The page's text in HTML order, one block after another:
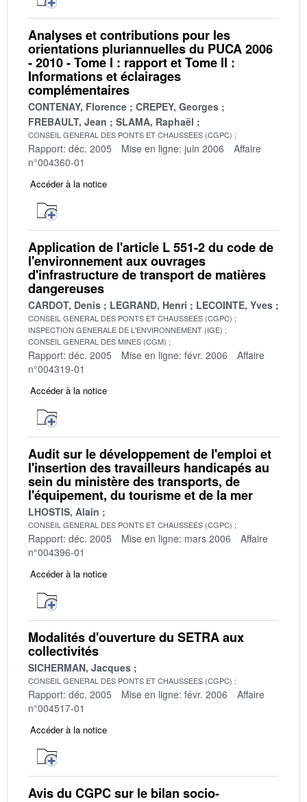
Analyses et contributions pour les
orientations pluriannuelles du PUCA 2006
- 2010 - Tome I : rapport et Tome II :
Informations et éclairages
complémentaires
CONTENAY, Florence
CREPEY, Georges
FREBAULT, Jean
SLAMA, Raphaël
CONSEIL GENERAL DES PONTS ET CHAUSSEES (CGPC)
Rapport: déc. 2005 Mise en ligne: juin 2006
Affaire
n°004360-01
Accéder à la notice
Application de l'article L 551-2 du code de
l'environnement aux ouvrages
d'infrastructure de transport de matières
dangereuses
CARDOT, Denis LEGRAND, Henri LECOINTE, Yves
CONSEIL GENERAL DES PONTS ET CHAUSSEES (CGPC)
INSPECTION GENERALE DE L'ENVIRONNEMENT (IGE)
CONSEIL GENERAL DES MINES (CGM)
Rapport: déc. 2005 Mise en ligne: févr. 2006
Affaire
n°004319-01
Accéder à la notice
Audit sur le développement de l'emploi et
l'insertion des travailleurs handicapés au
sein du ministère des transports, de
l'équipement, du tourisme et de la mer
LHOSTIS, Alain
CONSEIL GENERAL DES PONTS ET CHAUSSEES (CGPC)
Rapport: déc. 2005 Mise en ligne: mars 2006
Affaire
n°004396-01
Accéder à la notice
Modalités d'ouverture du SETRA aux
collectivités
SICHERMAN, Jacques
CONSEIL GENERAL DES PONTS ET CHAUSSEES (CGPC)
Rapport: déc. 2005 Mise en ligne: févr. 2006
Affaire
n°004517-01
Accéder à la notice
Avis du CGPC sur le bilan socio-